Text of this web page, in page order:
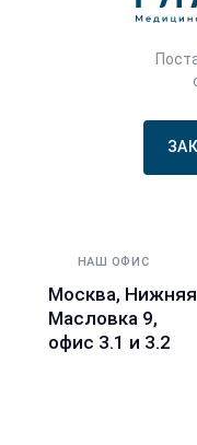
НАШ ОФИС
Москва, Нижняя
Масловка 9,
офис 3.1 и 3.2